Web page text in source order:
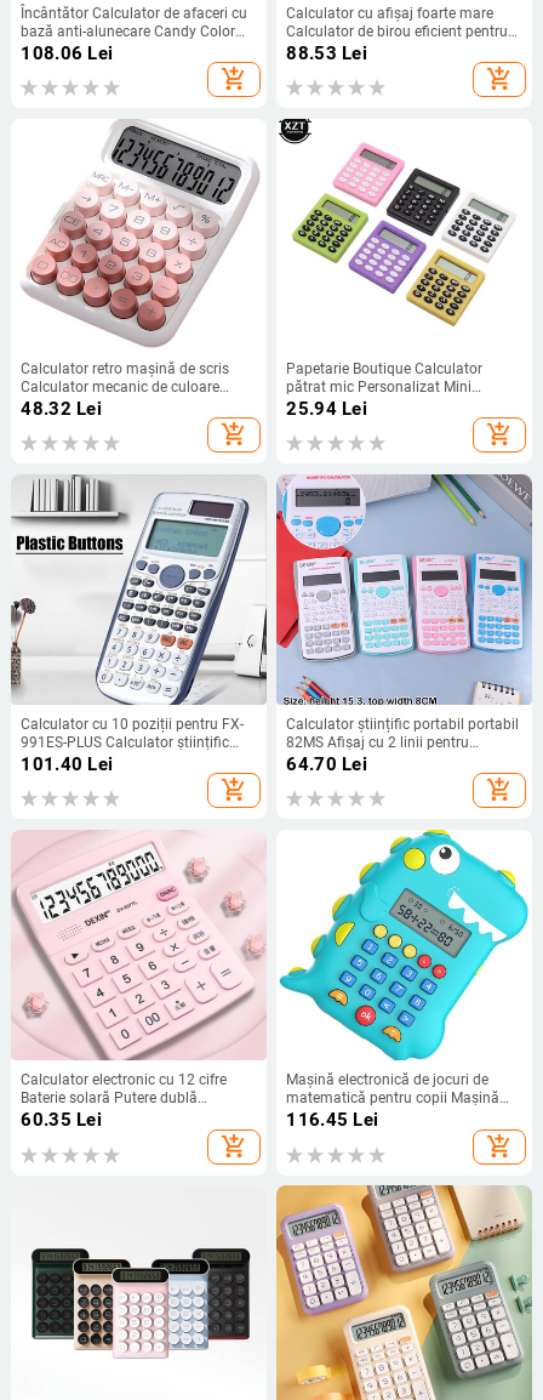
Încântător Calculator de afaceri cu
bază anti-alunecare Candy Color
Funcționat cu baterii Chei flexibile
Calculator pentru studenți Rechizite
școlare
108.06 Lei
add_shopping_cart
Calculator cu afișaj foarte mare
Calculator de birou eficient pentru
birou, alimentat cu energie solară,
cu afișaj LCD 12 pentru studenți
88.53 Lei
add_shopping_cart
Calculator retro mașină de scris
Calculator mecanic de culoare
vintage cu gradient cu afișaj Lcd
pentru biroul acasă Cute 12 pentru
birou
48.32 Lei
add_shopping_cart
Papetarie Boutique Calculator
pătrat mic Personalizat Mini
Bomboane Culoare Şcoală şi
Electronică de birou Calculator
creativ
25.94Lei
add_shopping_cart
Calculator cu 10 poziții pentru FX-
991ES-PLUS Calculator științific
original 417Funcții pentru biroul
101.40 Lei
add_shopping_cart
Calculator științific portabil portabil
82MS Afișaj cu 2 linii pentru
student Calculator dedicat pentru
multifuncțional
64.70 Lei
add_shopping_cart
Calculator electronic cu 12 cifre
Baterie solară Putere dublă
Calculatoare de birou cu ecran
mare Acasa Birou Rechizite școlare
Instrumente
60.35 Lei
add_shopping_cart
Mașină electronică de jocuri de
matematică pentru copii Mașină
pentru educație timpurie Calculator
de desene animate pentru copii
116.45 Lei
add_shopping_cart